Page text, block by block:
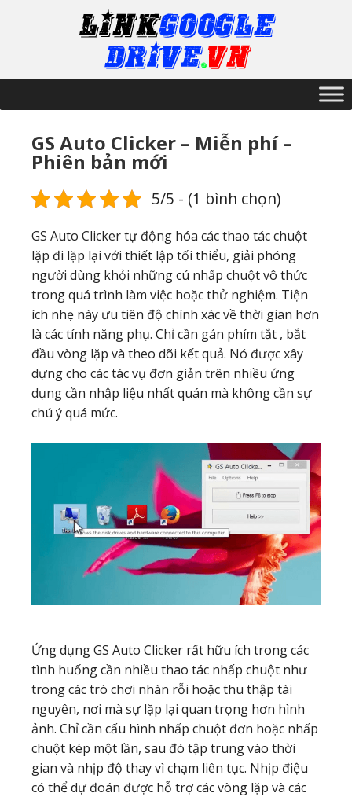
GS Auto Clicker – Miễn phí –
Phiên bản mới
5/5 - (1 bình chọn)
GS Auto Clicker tự động hóa các thao tác chuột
lặp đi lặp lại với thiết lập tối thiểu, giải phóng
người dùng khỏi những cú nhấp chuột vô thức
trong quá trình làm việc hoặc thử nghiệm. Tiện
ích nhẹ này ưu tiên độ chính xác về thời gian hơn
là các tính năng phụ. Chỉ cần gán phím tắt , bắt
đầu vòng lặp và theo dõi kết quả. Nó được xây
dựng cho các tác vụ đơn giản trên nhiều ứng
dụng cần nhập liệu nhất quán mà không cần sự
chú ý quá mức.
Ứng dụng GS Auto Clicker rất hữu ích trong các
tình huống cần nhiều thao tác nhấp chuột như
trong các trò chơi nhàn rỗi hoặc thu thập tài
nguyên, nơi mà sự lặp lại quan trọng hơn hình
ảnh. Chỉ cần cấu hình nhấp chuột đơn hoặc nhấp
chuột kép một lần, sau đó tập trung vào thời
gian và nhịp độ thay vì chạm liên tục. Nhịp điệu
có thể dự đoán được hỗ trợ các vòng lặp và các